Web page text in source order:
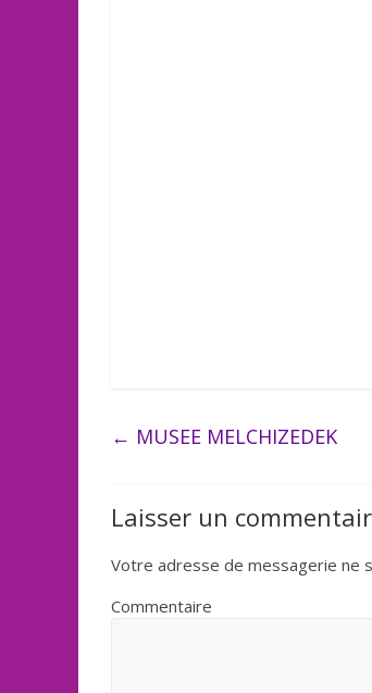
← MUSEE MELCHIZEDEK
Laisser un
Votre adresse de messagerie ne
Commentaire